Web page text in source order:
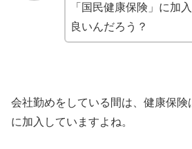
「国民健康保険」に加
良いんだろう？
会社勤めをしている間は、健康保険
に加入していますよね。